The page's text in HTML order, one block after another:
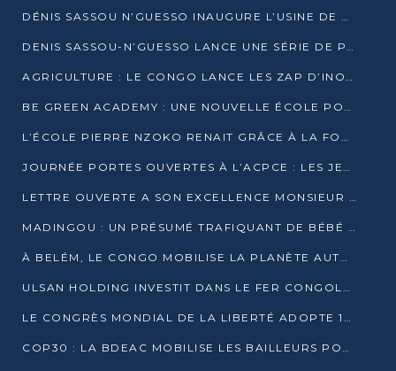
DÉNIS SASSOU N’GUESSO INAUGURE L’USINE DE VALORISATION DU GAZ ASSOCIÉ
DENIS SASSOU-N’GUESSO LANCE UNE SÉRIE DE PROJETS DANS LE KOUILOU
AGRICULTURE : LE CONGO LANCE LES ZAP D’INONI ET YONO
BE GREEN ACADEMY : UNE NOUVELLE ÉCOLE POUR LES MÉTIERS DE L’ÉCOLOGIE À POINTE-NOIRE
L’ÉCOLE PIERRE NZOKO RENAIT GRÂCE À LA FONDATION MUCODEC
JOURNÉE PORTES OUVERTES À L’ACPCE : LES JEUNES EN IMMERSION DANS L’ENTREPRISE
LETTRE OUVERTE A SON EXCELLENCE MONSIEUR DENIS SASSOU NGUESSO, PRESIDENT DE LAREPUBLIQUE DU CONGO
MADINGOU : UN PRÉSUMÉ TRAFIQUANT DE BÉBÉ CHIMPANZÉ FIXÉ SUR SON SORT LE 20 NOVEMBRE
À BELÉM, LE CONGO MOBILISE LA PLANÈTE AUTOUR DU FONDS BLEU POUR LE BASSIN DU CONGO
ULSAN HOLDING INVESTIT DANS LE FER CONGOLAIS
LE CONGRÈS MONDIAL DE LA LIBERTÉ ADOPTE 14 RÉSOLUTIONS HISTORIQUES
COP30 : LA BDEAC MOBILISE LES BAILLEURS POUR LE FONDS BLEU DU BASSIN DU CONGO